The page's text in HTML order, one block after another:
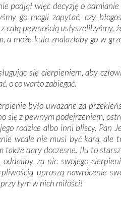
podjął więc decyzję o
go mogli zapytać, czy
całą pewnością usłyszelibyśmy,
a może kula znalazłaby go w
się cierpieniem, aby
o co warto zabiegać.
było uważane za
się z pewnym podejrzeniem,
rodzice albo inni bliscy. Pan
wcale nie musi być karą, ale
także dary doczesne. Ilu to
za nic swojego
uproszą nawrócenie
tym w nich miłości!